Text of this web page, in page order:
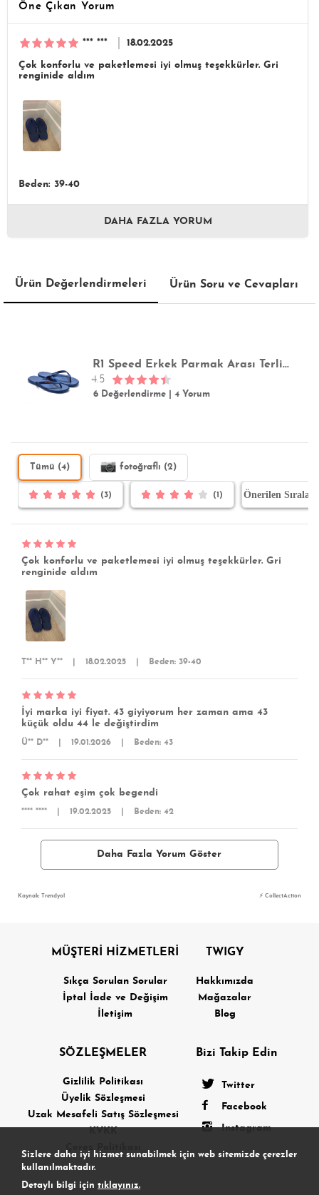
Öne Çıkan Yorum
*** *** 18.02.2025
Çok konforlu ve paketlemesi iyi olmuş teşekkürler. Gri
renginide aldım
Beden: 39-40
DAHA FAZLA YORUM
Ürün Değerlendirmeleri Ürün Soru ve Cevapları
R1 Speed Erkek Parmak Arası Terlik Mavi 39/46
4.5
6 Değerlendirme 4 Yorum
Tümü (4) fotoğraflı (2)
(3) (1)
Çok konforlu ve paketlemesi iyi olmuş teşekkürler. Gri
renginide aldım
T** H** Y** 18.02.2025 Beden: 39-40
İyi marka iyi fiyat. 43 giyiyorum her zaman ama 43
küçük oldu 44 le değiştirdim
Ü** D** 19.01.2026 Beden: 43
Çok rahat eşim çok begendi
**** **** 19.02.2025 Beden: 42
Daha Fazla Yorum Göster
Kaynak: Trendyol ⚡ CollectAction
MÜŞTERİ HİZMETLERİ
Sıkça Sorulan Sorular
İptal İade ve Değişim
İletişim
TWIGY
Hakkımızda
Mağazalar
Blog
SÖZLEŞMELER
Gizlilik Politikası
Üyelik Sözleşmesi
Uzak Mesafeli Satış Sözleşmesi
Bizi Takip Edin
Twitter
Facebook
Instagram
Sizlere daha iyi hizmet sunabilmek için web sitemizde çerezler
kullanılmaktadır.
Detaylı bilgi için tıklayınız.